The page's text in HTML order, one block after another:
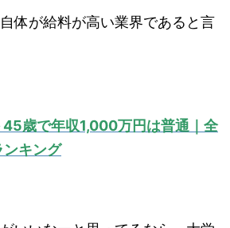
体が給料が高い業界であると言
45歳で年収1,000万円は普通｜全
ンキング